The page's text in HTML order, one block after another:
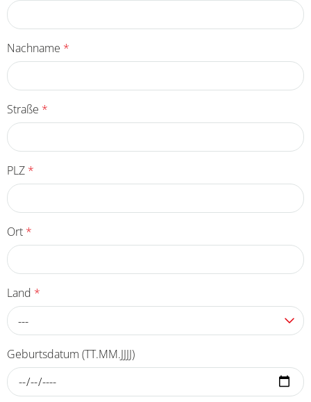
Nachname *
Straße *
PLZ *
Ort *
Land *
---
Geburtsdatum (TT.MM.JJJJ)